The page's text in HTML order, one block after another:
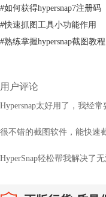
#如何获得hypersnap7注册码
#快速抓图工具小功能作用
#熟练掌握hypersnap截图教程
用户评论
Hypersnap太好用了，我经
很不错的截图软件，能快速
HyperSnap轻松帮我解决了